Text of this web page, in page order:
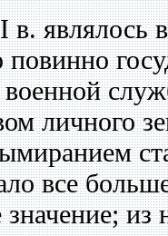
в.
личного
все
из